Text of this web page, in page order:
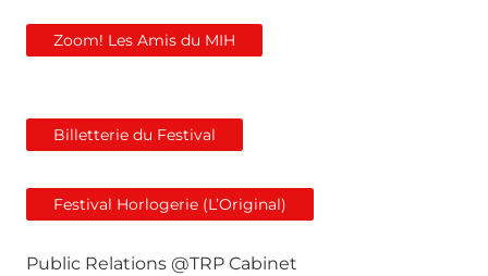
Zoom! Les Amis du MIH
Billetterie du Festival
Festival Horlogerie (L’Original)
Public Relations @TRP Cabinet